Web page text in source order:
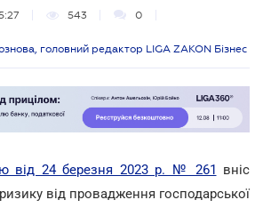
543 0
головний редактор LIGA ZAKON Бізнес
від 24 березня 2023 р. № 261 вніс
від провадження господарської